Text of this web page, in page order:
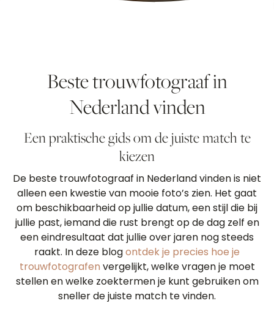
Beste trouwfotograaf in
Nederland vinden
Een praktische gids om de juiste match te
kiezen
De beste trouwfotograaf in Nederland vinden is niet
alleen een kwestie van mooie foto’s zien. Het gaat
om beschikbaarheid op jullie datum, een stijl die bij
jullie past, iemand die rust brengt op de dag zelf en
een eindresultaat dat jullie over jaren nog steeds
raakt. In deze blogontdek je precies hoe je
trouwfotografen vergelijkt, welke vragen je moet
stellen en welke zoektermen je kunt gebruiken om
sneller de juiste match te vinden.